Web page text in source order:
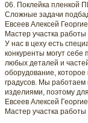
06. Поклейка пленкой
Сложные задачи
Евсеев Алексей
Мастер участка
У нас в цеху есть
конкуренты могут
любых деталей и
оборудование,
градусов. Мы
изделиями, поэтому
Евсеев Алексей
Мастер участка